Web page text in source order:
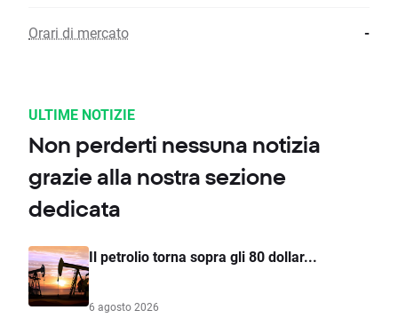
Orari di mercato -
ULTIME NOTIZIE
Non perderti nessuna notizia
grazie alla nostra sezione
dedicata
Il petrolio torna sopra gli 80 dollar...
6 agosto 2026